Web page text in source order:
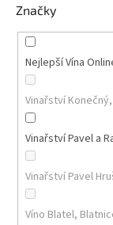
Akční
nabídka
Poslední
láhve
skladem
Cuvée
vína
Klarety
Vína
podle
Značky
Nejlepší Vína
Vinařství
Vinařství Pavel a
Vinařství Pavel
Víno Blatel,